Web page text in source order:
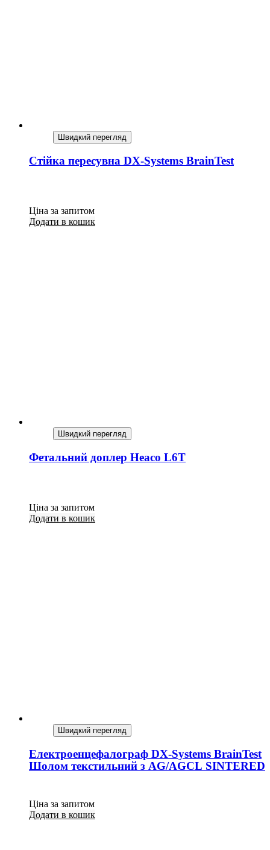
Швидкий перегляд
Стійка пересувна DX-Systems BrainTest
Ціна за запитом
Додати в кошик
Швидкий перегляд
Фетальний доплер Heaco L6T
Ціна за запитом
Додати в кошик
Швидкий перегляд
Електроенцефалограф DX-Systems BrainTest
Шолом текстильний з AG/AGCL SINTERED
Ціна за запитом
Додати в кошик